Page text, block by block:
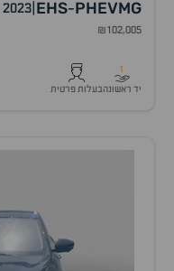
MG
EHS-PHEV
2023
₪102,005
1
יד ראשונהבעלות פרטית